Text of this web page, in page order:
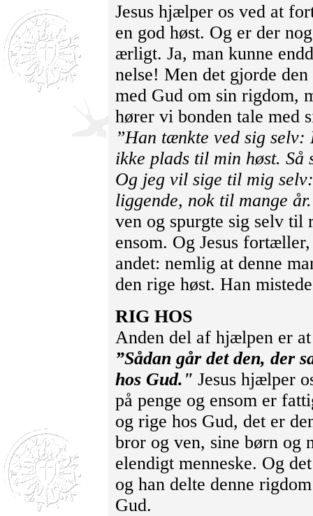
Jesus hjælper os ved at
en god høst. Og er der
ærligt. Ja, man kunne
nelse! Men det gjorde
med Gud om sin rigdom,
hører vi bonden tale med
”Han tænkte ved sig
ikke plads til min høst.
Og jeg vil sige til mig
liggende, nok til mange
ven og spurgte sig selv
ensom. Og Jesus
andet: nemlig at denne
den rige høst. Han
RIG HOS
Anden del af hjælpen er
”Sådan går det den, der
hos Gud." Jesus hjælper
på penge og ensom er
og rige hos Gud, det er
bror og ven, sine børn og
elendigt menneske. Og
og han delte denne
Gud.